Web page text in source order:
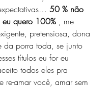
50 % não
eu quero 100% , me
pretensiosa, dona
da porra toda, se junto
títulos eu for eu
todos eles pra
re-amar você, amar sem